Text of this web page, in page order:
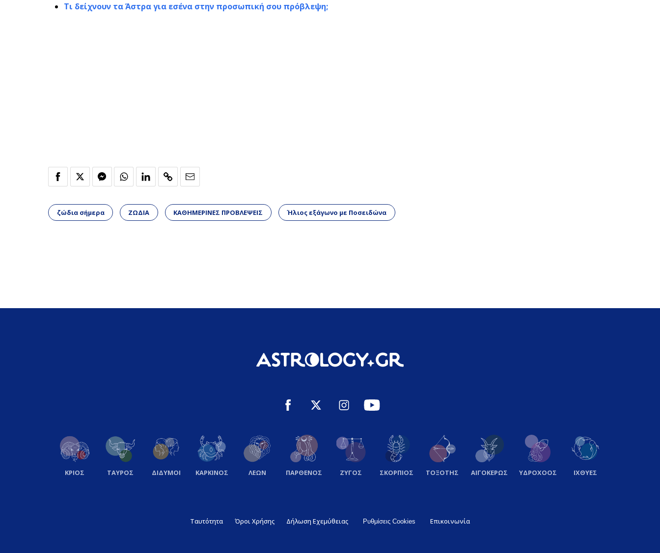
Τι δείχνουν τα Άστρα για εσένα στην προσωπική σου πρόβλεψη;
ζώδια σήμερα ΖΩΔΙΑ ΚΑΘΗΜΕΡΙΝΕΣ ΠΡΟΒΛΕΨΕΙΣ Ήλιος εξάγωνο με Ποσειδώνα
ΚΡΙΟΣ ΤΑΥΡΟΣ ΔΙΔΥΜΟΙ ΚΑΡΚΙΝΟΣ ΛΕΩΝ ΠΑΡΘΕΝΟΣ ΖΥΓΟΣ ΣΚΟΡΠΙΟΣ ΤΟΞΟΤΗΣ ΑΙΓΟΚΕΡΩΣ ΥΔΡΟΧΟΟΣ ΙΧΘΥΕΣ
Ταυτότητα Όροι Χρήσης Δήλωση Εχεμύθειας Ρυθμίσεις Cookies Επικοινωνία